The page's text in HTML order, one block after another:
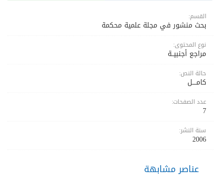
القسم:
بحث منشور في مجلة علمية محكمة
نوع المحتوى:
مراجع أجنبيــة
حالة النص:
كامــــل
عدد الصفحات:
7
سنة النشر:
2006
عناصر مشابهة